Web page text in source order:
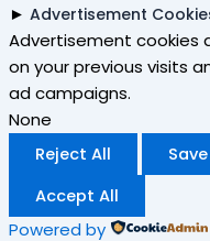
► Advertisement
Advertisement cookies
on your previous visits
ad campaigns.
None
Reject All
Accept All
Powered by